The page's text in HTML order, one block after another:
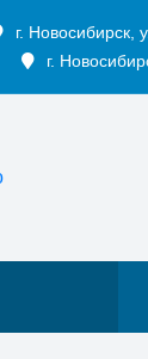
г. Новосибирск,
г.